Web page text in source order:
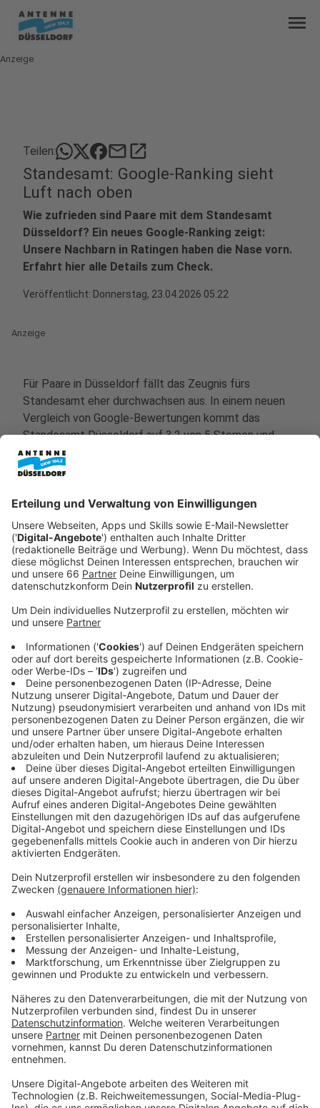
menu
Anzeige
Teilen: mailopen_in_new
Standesamt: Google-Ranking sieht
Luft nach oben
Wie zufrieden sind Paare mit dem Standesamt
Düsseldorf? Ein neues Google-Ranking zeigt:
Unsere Nachbarn in Ratingen haben die Nase vorn.
Erfahrt hier alle Details zum Check.
Veröffentlicht: Donnerstag, 23.04.2026 05:22
Anzeige
Für Paare in Düsseldorf fällt das Zeugnis fürs
Standesamt eher durchwachsen aus. In einem neuen
Vergleich von Google-Bewertungen kommt das
Standesamt Düsseldorfauf 3,2 von 5 Sternen und
liegt damit leicht unter dem Bundesschnitt. Wenn Ihr
in unserer Stadt den Bund fürs Leben schließen wollt,
Service rechnen, der im deutschlandweiten Vergleich
nur im Mittelfeld landet. Das Google-Ranking zeigt
deutlich, dass hier noch Potenzial für Verbesserungen
schlummert.
Anzeige
Anzeige
Besonders auffällig aus Düsseldorfer Sicht: Ganz vorn
landet ausgerechnet die Nachbarstadt Ratingen.
Während Düsseldorf mit 3,2 Sternen auf Platz 62 der
100 größten deutschen Städte landet, teilt sich
Ratingen mit beeindruckenden 4,8 Sternen den
Spitzenplatz in ganz Deutschland. Auch andere
Nachbarn schneiden besser ab: Köln liegt mit 4,0
Sternen klar vor Düsseldorf, und auch Neuss kommt
mit 3,6 Sternen auf eine bessere Bewertung durch die
Paare.
Anzeige
So schneidet das Düsseldorfer Standesamt
im Detail ab
Anzeige
Ausgewertet wurden für diesen Vergleich mehr als
16.000 Google-Rezensionen. Mit dem Ergebnis von 3,2
Sternen liegt Düsseldorf knapp unter dem
bundesweiten Durchschnitt von 3,3 Sternen. Das ist
zwar kein Totalausfall - das Schlusslicht Osnabrück